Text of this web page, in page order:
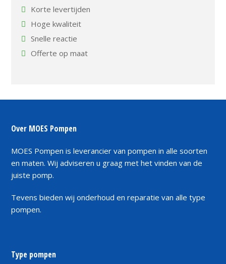
Korte levertijden
Hoge kwaliteit
Snelle reactie
Offerte op maat
Over MOES Pompen
MOES Pompen is leverancier van pompen in alle soorten
en maten. Wij adviseren u graag met het vinden van de
juiste pomp.
Tevens bieden wij onderhoud en reparatie van alle type
pompen.
Type pompen